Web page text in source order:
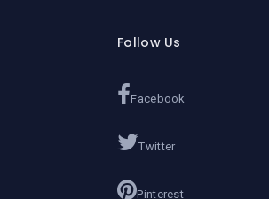
Follow Us
Facebook
Twitter
Pinterest